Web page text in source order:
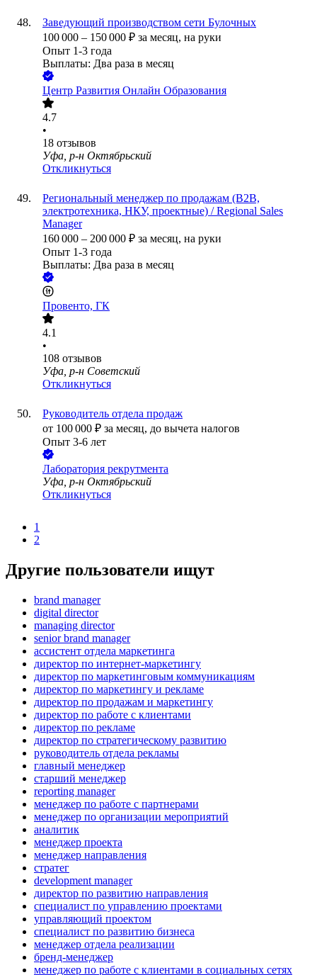
Заведующий производством сети Булочных
100 000 – 150 000 ₽ за месяц, на руки
Опыт 1-3 года
Выплаты: Два раза в месяц
Центр Развития Онлайн Образования
4.7
•
18 отзывов
Уфа, р-н Октябрьский
Откликнуться
Региональный менеджер по продажам (B2B,
электротехника, НКУ, проектные) / Regional Sales
Manager
160 000 – 200 000 ₽ за месяц, на руки
Опыт 1-3 года
Выплаты: Два раза в месяц
Провенто, ГК
4.1
•
108 отзывов
Уфа, р-н Советский
Откликнуться
Руководитель отдела продаж
от 100 000 ₽ за месяц, до вычета налогов
Опыт 3-6 лет
Лаборатория рекрутмента
Уфа, р-н Октябрьский
Откликнуться
1
2
Другие пользователи ищут
brand manager
digital director
managing director
senior brand manager
ассистент отдела маркетинга
директор по интернет-маркетингу
директор по маркетинговым коммуникациям
директор по маркетингу и рекламе
директор по продажам и маркетингу
директор по работе с клиентами
директор по рекламе
директор по стратегическому развитию
руководитель отдела рекламы
главный менеджер
старший менеджер
reporting manager
менеджер по работе с партнерами
менеджер по организации мероприятий
аналитик
менеджер проекта
менеджер направления
стратег
development manager
директор по развитию направления
специалист по управлению проектами
управляющий проектом
специалист по развитию бизнеса
менеджер отдела реализации
бренд-менеджер
менеджер по работе с клиентами в социальных сетях